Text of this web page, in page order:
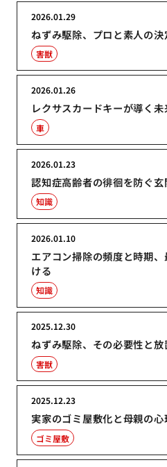
ねずみ駆除、プロと素人の決
2026.01.29
害獣
レクサスカードキーが導く
2026.01.26
車
認知症高齢者の徘徊を防ぐ
2026.01.23
知識
エアコン掃除の頻度と時期
ける
2026.01.10
知識
ねずみ駆除、その必要性と放
2025.12.30
害獣
実家のゴミ屋敷化と母親の心
2025.12.23
ゴミ屋敷